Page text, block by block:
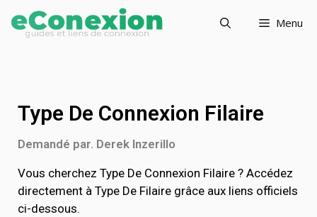
Menu
Type De Connexion Filaire
Demandé par. Derek Inzerillo
Vous cherchez Type De Connexion Filaire ? Accédez
directement à Type De Filaire grâce aux liens officiels
ci-dessous.